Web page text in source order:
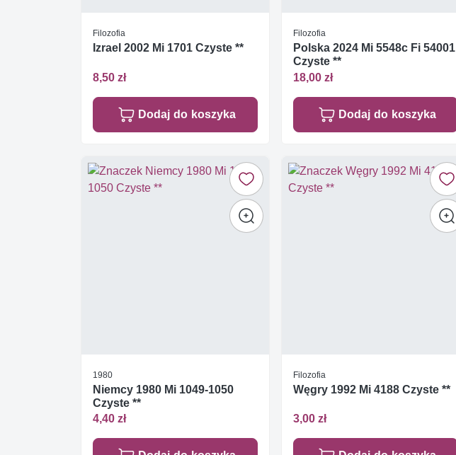
Filozofia
Izrael 2002 Mi 1701 Czyste **
8,50 zł
Dodaj do koszyka
Filozofia
Polska 2024 Mi 5548c Fi 54001
Czyste **
18,00 zł
Dodaj do koszyka
1980
Niemcy 1980 Mi 1049-1050
Czyste **
4,40 zł
Filozofia
Węgry 1992 Mi 4188 Czyste **
3,00 zł